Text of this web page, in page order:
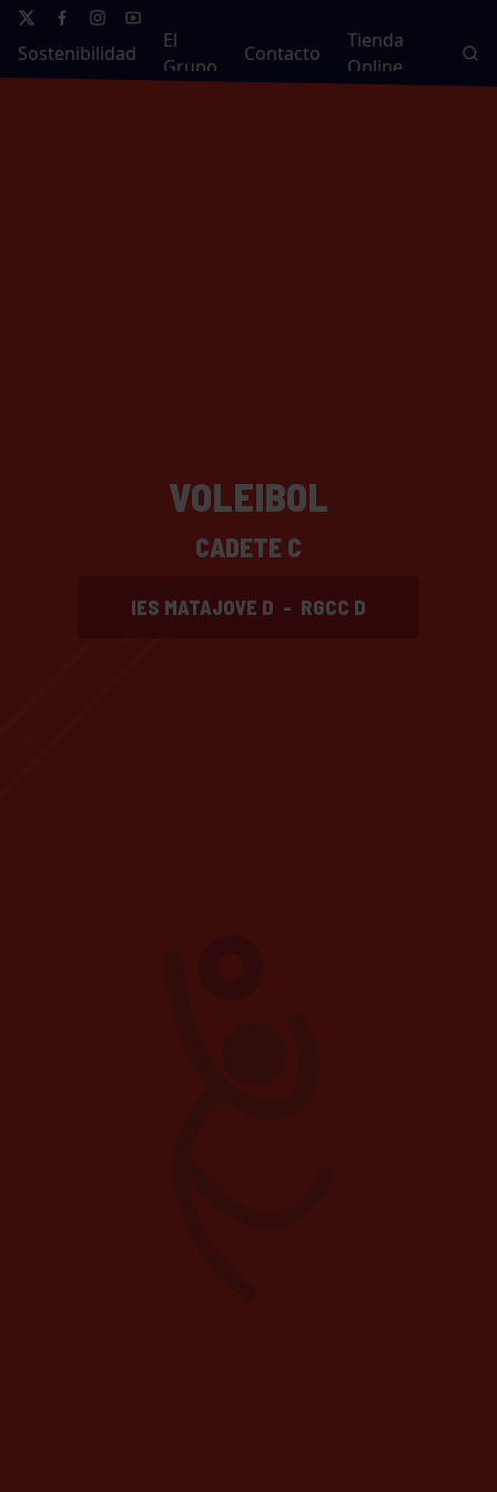
Sostenibilidad
El
Grupo
Contacto
Tienda
Online
VOLEIBOL
CADETE C
IES MATAJOVE D - RGCC D